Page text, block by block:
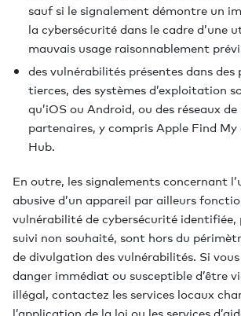
sauf si le signalement démontre un
la cybersécurité dans le cadre d’une
mauvais usage raisonnablement
des vulnérabilités présentes dans
tierces, des systèmes d’exploitation
qu’iOS ou Android, ou des réseaux
partenaires, y compris Apple Find
Hub.
En outre, les signalements concernant
abusive d’un appareil par ailleurs
vulnérabilité de cybersécurité identifiée,
suivi non souhaité, sont hors du
de divulgation des vulnérabilités. Si
danger immédiat ou susceptible d’être
illégal, contactez les services locaux
l’application de la loi ou les services